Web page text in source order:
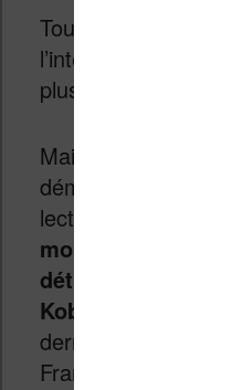
Tout le monde
l’intégralité du
plus de choix aux
Mais, c’est
démarquer des
lecture.
monde vers
détriment des
Kobo, Iznéo ou
derniers ne
Français).